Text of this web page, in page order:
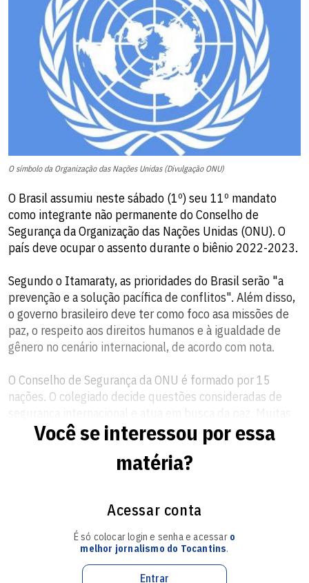
O símbolo da Organização das Nações Unidas (Divulgação ONU)
O Brasil assumiu neste sábado (1º) seu 11º mandato
como integrante não permanente do Conselho de
Segurança da Organização das Nações Unidas (ONU). O
país deve ocupar o assento durante o biênio 2022-2023.
Segundo o Itamaraty, as prioridades do Brasil serão "a
prevenção e a solução pacífica de conflitos". Além disso,
o governo brasileiro deve ter como foco asa missões de
paz, o respeito aos direitos humanos e à igualdade de
gênero no cenário internacional, de acordo com nota.
O Conselho de Segurança da ONU é formado por 15
nações. O colegiado decide questões consideradas de
vezes também se manifesta e estimula negociações para
eleição durante a 75ª Assembleia Geral da ONU.
O país foi a única nação de língua portuguesa e a única a
concorrer à vaga pelo Grupo América Latina e Caribe.
Passa a ocupar a cadeira que era de São Vicente e
Você se interessou por essa
matéria?
Acessar conta
É só colocar login e senha e acessar o
melhor jornalismo do Tocantins.
Entrar